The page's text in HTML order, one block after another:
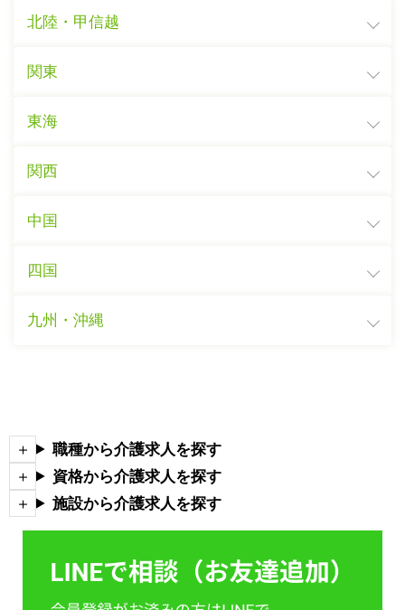
北陸・甲信越
関東
東海
関西
中国
四国
九州・沖縄
職種から介護求人を探す
資格から介護求人を探す
施設から介護求人を探す